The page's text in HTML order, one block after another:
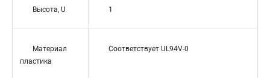
Высота, U 1
Материал
пластика
Соответствует UL94V-0